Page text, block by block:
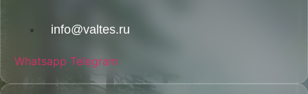
info@valtes.ru
Whatsapp Telegram